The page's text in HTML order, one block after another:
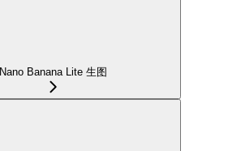
Nano Banana Lite 生图